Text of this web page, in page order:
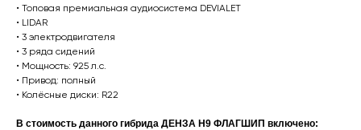
•⁠ ⁠Топовая премиальная аудиосистема DEVIALET
•⁠ ⁠LIDAR
•⁠ ⁠3 электродвигателя
•⁠ ⁠3 ряда сидений
•⁠ ⁠Мощность: 925 л.с.
•⁠ ⁠Привод: полный
•⁠ ⁠Колёсные диски: R22
В стоимость данного гибрида ДЕНЗА Н9 ФЛАГШИП включено: